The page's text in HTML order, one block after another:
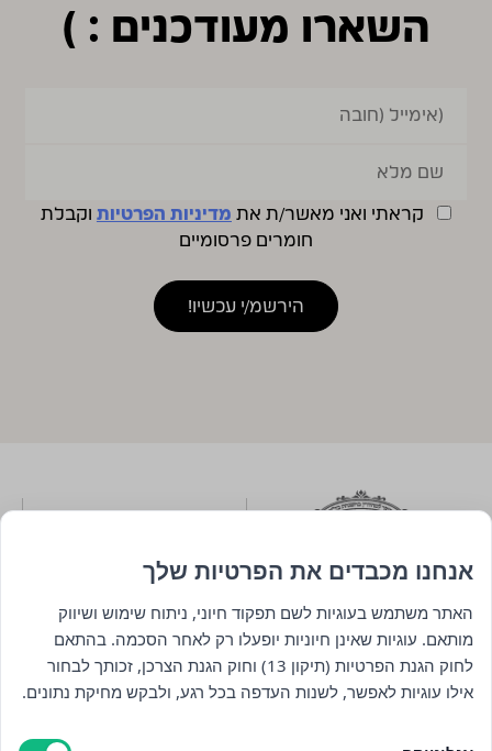
השארו מעודכנים : )
קראתי ואני מאשר/ת את מדיניות הפרטיות וקבלת
חומרים פרסומיים
ניווט
אנחנו מכבדים את הפרטיות שלך
האתר משתמש בעוגיות לשם תפקוד חיוני, ניתוח שימוש ושיווק
מותאם. עוגיות שאינן חיוניות יופעלו רק לאחר הסכמה. בהתאם
לחוק הגנת הפרטיות (תיקון 13) וחוק הגנת הצרכן, זכותך לבחור
אילו עוגיות לאפשר, לשנות העדפה בכל רגע, ולבקש מחיקת נתונים.